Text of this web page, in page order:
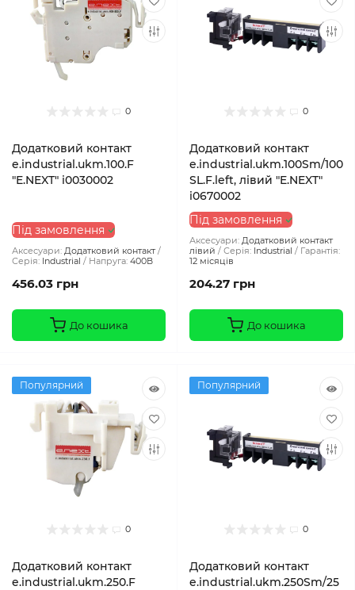
0
Додатковий контакт
e.industrial.ukm.100.F
"E.NEXT" i0030002
Під замовлення
Аксесуари: Додатковий контакт
Серія: Industrial Напруга: 400В
456.03 грн
До кошика
0
Додатковий контакт
e.industrial.ukm.100Sm/100
SL.F.left, лівий "E.NEXT"
i0670002
Під замовлення
Аксесуари: Додатковий контакт
лівий
Серія: Industrial
Гарантія:
12 місяців
204.27 грн
До кошика
Популярний
0
Додатковий контакт
e.industrial.ukm.250.F
Популярний
0
Додатковий контакт
e.industrial.ukm.250Sm/25